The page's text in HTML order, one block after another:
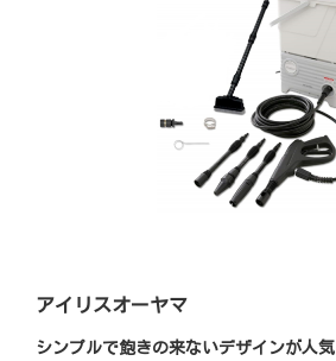
アイリスオーヤマ
シンプルで飽きの来ないデザインが人気